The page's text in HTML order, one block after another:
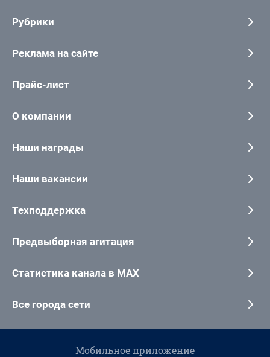
Рубрики
Реклама на сайте
Прайс-лист
О компании
Наши награды
Наши вакансии
Техподдержка
Предвыборная агитация
Статистика канала в MAX
Все города сети
Мобильное приложение